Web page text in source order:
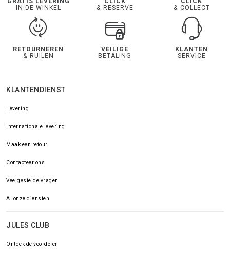
IN DE WINKEL
& RESERVE
& COLLECT
RETOURNEREN
& RUILEN
VEILIGE
BETALING
KLANTEN
SERVICE
KLANTENDIENST
Levering
Internationale levering
Maak een retour
Contacteer ons
Veelgestelde vragen
Al onze diensten
JULES CLUB
Ontdek de voordelen